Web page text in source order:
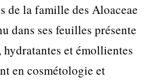
de la famille des Aloaceae
dans ses feuilles présente
et émollientes
en cosmétologie et